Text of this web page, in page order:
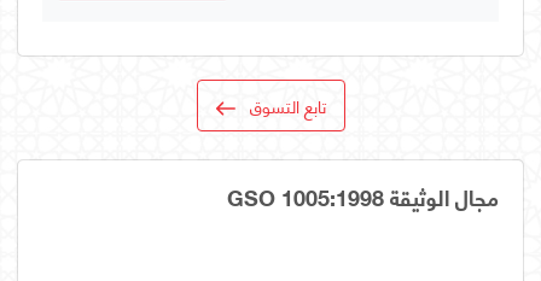
تابع التسوق
مجال الوثيقة GSO 1005:1998